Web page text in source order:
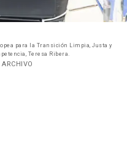
para la Transición Limpia, Justa y
Teresa Ribera.